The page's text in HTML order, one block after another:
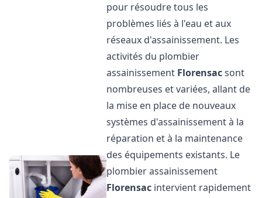
pour résoudre tous les
problèmes liés à l'eau et aux
réseaux d'assainissement. Les
activités du plombier
assainissement Florensacsont
nombreuses et variées, allant de
la mise en place de nouveaux
systèmes d'assainissement à la
réparation et à la maintenance
des équipements existants. Le
plombier assainissement
Florensac intervient rapidement